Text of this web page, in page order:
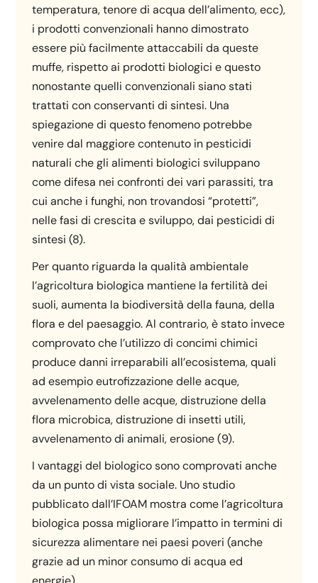
temperatura, tenore di acqua dell’alimento, ecc),
i prodotti convenzionali hanno dimostrato
essere più facilmente attaccabili da queste
muffe, rispetto ai prodotti biologici e questo
nonostante quelli convenzionali siano stati
trattati con conservanti di sintesi. Una
spiegazione di questo fenomeno potrebbe
venire dal maggiore contenuto in pesticidi
naturali che gli alimenti biologici sviluppano
come difesa nei confronti dei vari parassiti, tra
cui anche i funghi, non trovandosi “protetti”,
nelle fasi di crescita e sviluppo, dai pesticidi di
sintesi (8).
Per quanto riguarda la qualità ambientale
l’agricoltura biologica mantiene la fertilità dei
suoli, aumenta la biodiversità della fauna, della
flora e del paesaggio. Al contrario, è stato invece
comprovato che l’utilizzo di concimi chimici
produce danni irreparabili all’ecosistema, quali
ad esempio eutrofizzazione delle acque,
avvelenamento delle acque, distruzione della
flora microbica, distruzione di insetti utili,
avvelenamento di animali, erosione (9).
I vantaggi del biologico sono comprovati anche
da un punto di vista sociale. Uno studio
pubblicato dall’IFOAM mostra come l’agricoltura
biologica possa migliorare l’impatto in termini di
sicurezza alimentare nei paesi poveri (anche
grazie ad un minor consumo di acqua ed